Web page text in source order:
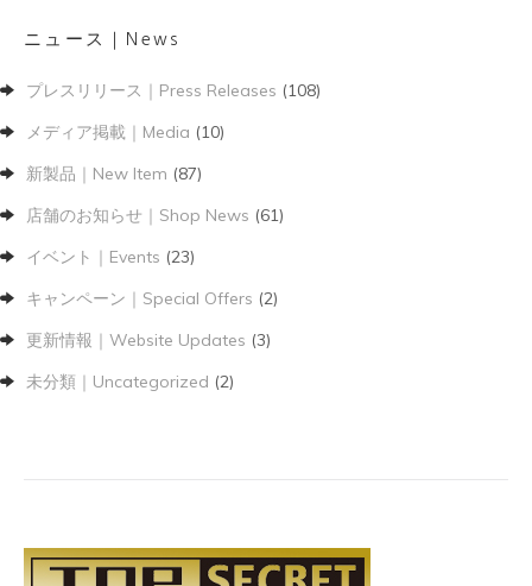
ニュース｜News
プレスリリース｜Press Releases (108)
メディア掲載｜Media (10)
新製品｜New Item (87)
店舗のお知らせ｜Shop News (61)
イベント｜Events (23)
キャンペーン｜Special Offers (2)
更新情報｜Website Updates (3)
未分類｜Uncategorized (2)